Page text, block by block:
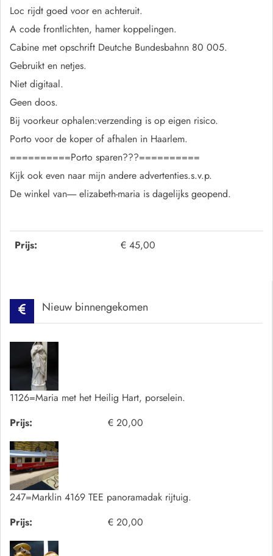
Prijs: € 45,00
Loc rijdt goed voor en achteruit.
A code frontlichten, hamer koppelingen.
Cabine met opschrift Deutche Bundesbahnn 80 005.
Gebruikt en netjes.
Niet digitaal.
Geen doos.
Bij voorkeur ophalen:verzending is op eigen risico.
Porto voor de koper of afhalen in Haarlem.
==========Porto sparen???==========
Kijk ook even naar mijn andere advertenties.s.v.p.
De winkel van----- elizabeth-maria is dagelijks geopend.
Nieuw binnengekomen
1126=Maria met het Heilig Hart, porselein.
Prijs:
€ 20,00
247=Marklin 4169 TEE panoramadak rijtuig.
Prijs:
€ 20,00